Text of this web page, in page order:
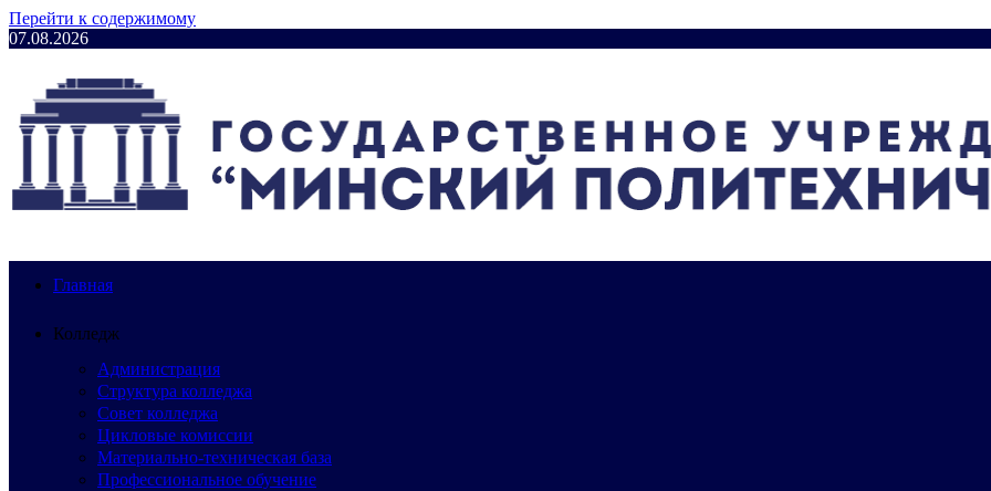
Перейти к содержимому
07.08.2026
Главная
Колледж
Администрация
Структура колледжа
Совет колледжа
Цикловые комиссии
Материально-техническая база
Профессиональное обучение